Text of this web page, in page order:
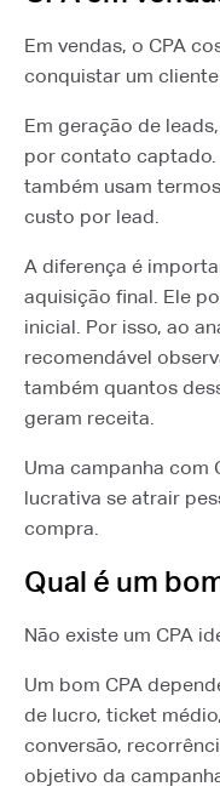
Em vendas, o CPA
conquistar um
Em geração de
por contato captado.
também usam
custo por lead.
A diferença é
aquisição final. Ele
inicial. Por isso, ao
recomendável
também quantos
geram receita.
Uma campanha com
lucrativa se atrair
compra.
Qual é um
Não existe um CPA
Um bom CPA
de lucro, ticket
conversão,
objetivo da